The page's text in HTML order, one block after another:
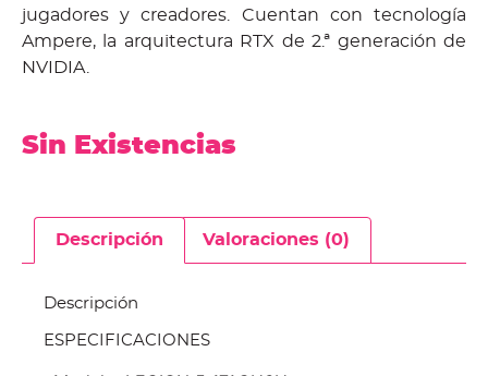
jugadores y creadores. Cuentan con tecnología
Ampere, la arquitectura RTX de 2.ª generación de
NVIDIA.
Sin Existencias
Descripción Valoraciones (0)
Descripción
ESPECIFICACIONES